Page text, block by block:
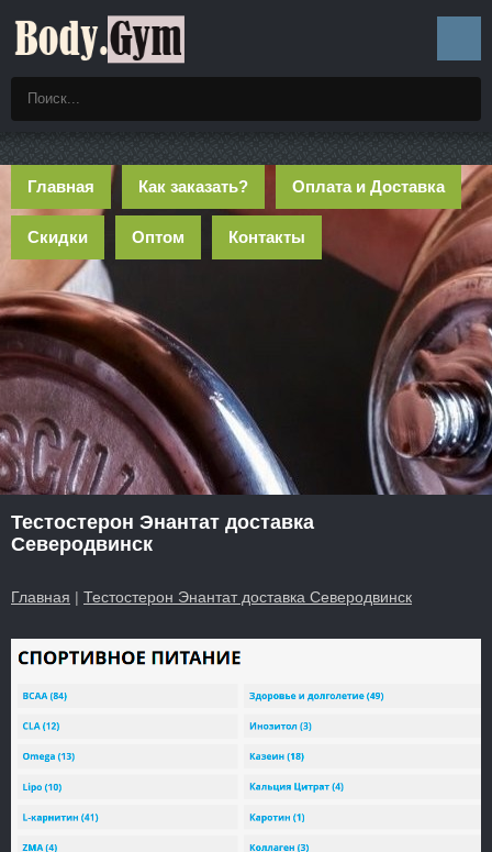
Главная Как заказать? Оплата и Доставка
Скидки Оптом Контакты
Тестостерон Энантат доставка
Северодвинск
Главная | Тестостерон Энантат доставка Северодвинск